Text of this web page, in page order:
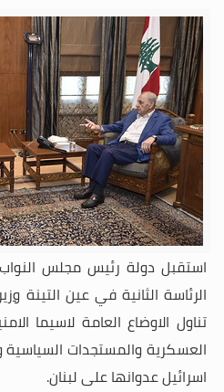
استقبل دولة رئيس مجلس
الرئاسة الثانية في عين التينة
تناول الاوضاع العامة لاسيما
العسكرية والمستجدات
اسرائيل عدوانها على لبنان.